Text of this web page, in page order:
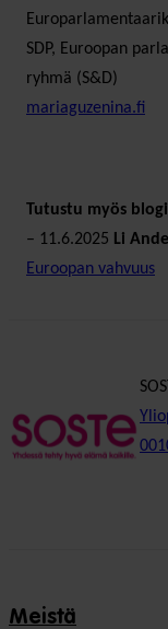
SDP, Euroopan
ryhmä (S&D)
mariaguzenina.fi
Tutustu myös
– 11.6.2025 Li
Euroopan vahvuus
Meistä